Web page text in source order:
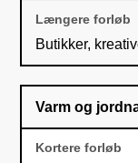
Butikker,
Varm og